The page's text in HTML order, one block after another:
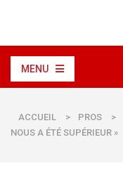
MENU
ACCUEIL > PROS >
NOUS A ÉTÉ SUPÉRIEUR »